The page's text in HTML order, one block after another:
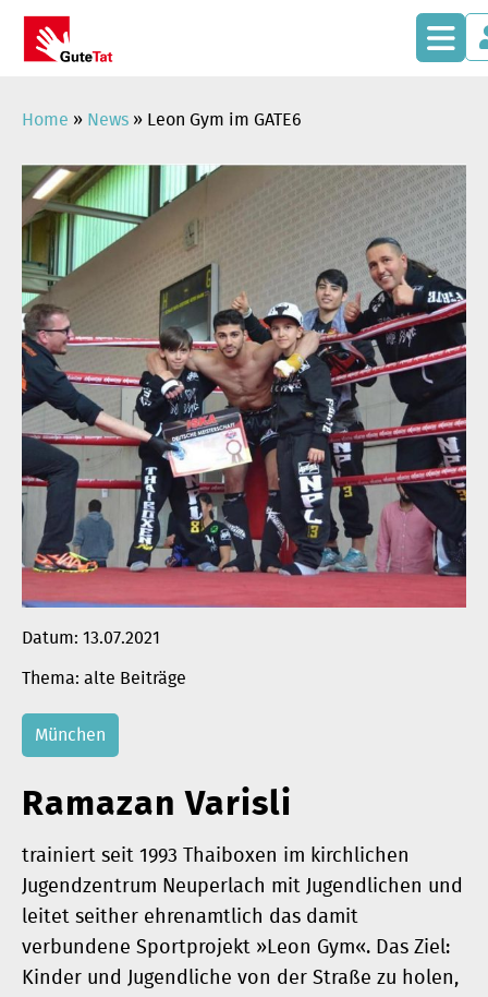
springen
Home » News » Leon Gym im GATE6
Datum: 13.07.2021
alte Beiträge
München
Ramazan Varisli
trainiert seit 1993 Thaiboxen im kirchlichen
Jugendzentrum Neuperlach mit Jugendlichen und
leitet seither ehrenamtlich das damit
verbundene Sportprojekt »Leon Gym«. Das Ziel:
Kinder und Jugendliche von der Straße zu holen,